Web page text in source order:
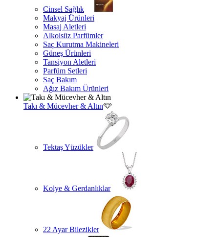
Cinsel Sağlık
Makyaj Ürünleri
Masaj Aletleri
Alkolsüz Parfümler
Saç Kurutma Makineleri
Güneş Ürünleri
Tansiyon Aletleri
Parfüm Setleri
Saç Bakım
Ağız Bakım Ürünleri
Takı & Mücevher & Altın
Tektaş Yüzükler
Kolye & Gerdanlıklar
22 Ayar Bilezikler